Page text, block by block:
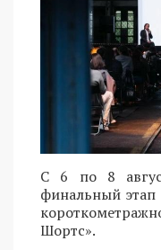
С 6 по 8
финальный
Шортс».